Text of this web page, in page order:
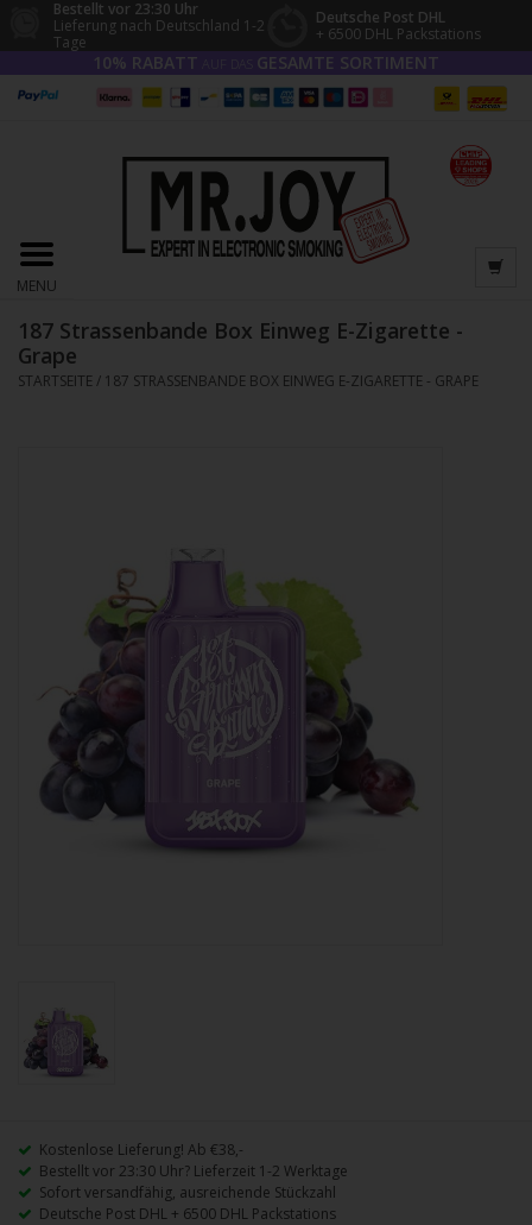
Bestellt vor 23:30 Uhr
Lieferung nach Deutschland 1-2
Tage
Deutsche Post DHL
+ 6500 DHL Packstations
10% RABATT GESAMTE SORTIMENT
MENU
187 Strassenbande Box Einweg E-Zigarette -
Grape
STARTSEITE / 187 STRASSENBANDE BOX EINWEG E-ZIGARETTE - GRAPE
Kostenlose Lieferung! Ab €38,-
Bestellt vor 23:30 Uhr? Lieferzeit 1-2 Werktage
Sofort versandfähig, ausreichende Stückzahl
Deutsche Post DHL + 6500 DHL Packstations